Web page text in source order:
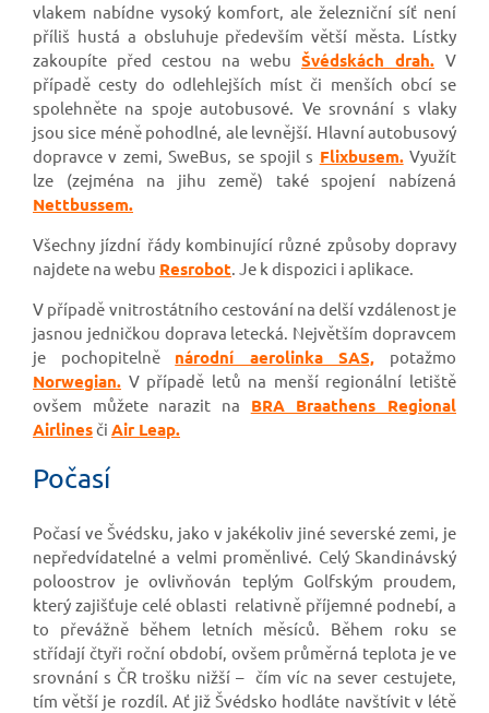
vlakem nabídne vysoký komfort, ale železniční síť není
příliš hustá a obsluhuje především větší města. Lístky
zakoupíte před cestou na webu Švédskách drah. V
případě cesty do odlehlejších míst či menších obcí se
spolehněte na spoje autobusové. Ve srovnání s vlaky
jsou sice méně pohodlné, ale levnější. Hlavní autobusový
dopravce v zemi, SweBus, se spojil s Flixbusem.Využít
lze (zejména na jihu země) také spojení nabízená
Nettbussem.
Všechny jízdní řády kombinující různé způsoby dopravy
najdete na webu Resrobot. Je k dispozici i aplikace.
V případě vnitrostátního cestování na delší vzdálenost je
jasnou jedničkou doprava letecká. Největším dopravcem
je pochopitelně národní aerolinka SAS, potažmo
Norwegian. V případě letů na menší regionální letiště
ovšem můžete narazit na BRA Braathens Regional
Airlinesči Air Leap.
Počasí
Počasí ve Švédsku, jako v jakékoliv jiné severské zemi, je
nepředvídatelné a velmi proměnlivé. Celý Skandinávský
poloostrov je ovlivňován teplým Golfským proudem,
který zajišťuje celé oblasti relativně příjemné podnebí, a
to převážně během letních měsíců. Během roku se
střídají čtyři roční období, ovšem průměrná teplota je ve
srovnání s ČR trošku nižší – čím víc na sever cestujete,
tím větší je rozdíl. Ať již Švédsko hodláte navštívit v létě